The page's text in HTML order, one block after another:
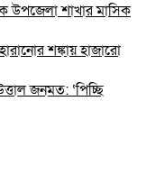
উপজেলা শাখার মাসিক
শঙ্কায় হাজারো
জনমত: ‘পিচ্ছি